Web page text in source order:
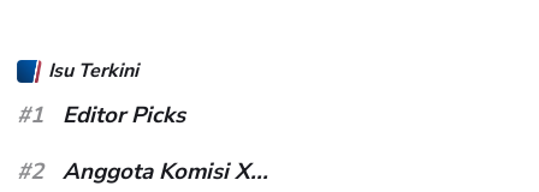
Isu Terkini
#1
Editor Picks
#2
Anggota Komisi X...